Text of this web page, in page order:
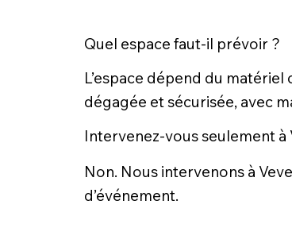
Quel espace faut-il prévoir ?
L’espace dépend du
dégagée et sécurisée, avec
Intervenez-vous seulement à
Non. Nous intervenons à
d’événement.